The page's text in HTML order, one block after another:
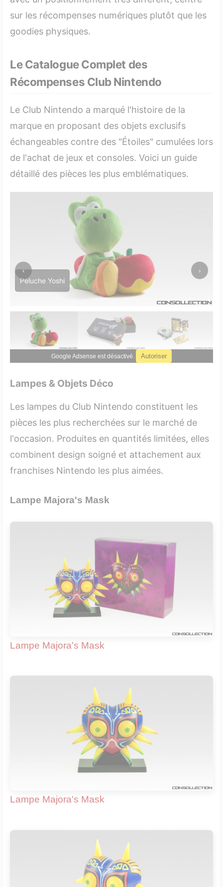
sur les récompenses numériques plutôt que les
goodies physiques.
Le Catalogue Complet des
Récompenses Club Nintendo
Le Club Nintendo a marqué l'histoire de la
marque en proposant des objets exclusifs
échangeables contre des "Étoiles" cumulées lors
de l'achat de jeux et consoles. Voici un guide
détaillé des pièces les plus emblématiques.
Peluche Yoshi
‹ ›
Google Adsense est désactivé. Autoriser
Lampes & Objets Déco
Les lampes du Club Nintendo constituent les
pièces les plus recherchées sur le marché de
l'occasion. Produites en quantités limitées, elles
combinent design soigné et attachement aux
franchises Nintendo les plus aimées.
Lampe Majora's Mask
Lampe Majora's Mask
Lampe Majora's Mask